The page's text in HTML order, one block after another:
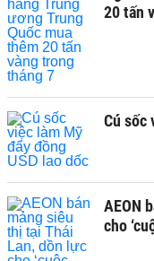
20 tấn
Cú sốc
AEON
cho